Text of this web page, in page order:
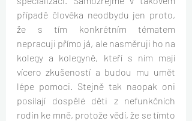
případě člověka neodbydu jen proto,
že s tím konkrétním tématem
nepracuji přímo já, ale nasměruji ho na
kolegy a kolegyně, kteří s ním mají
vícero zkušeností a budou mu umět
lépe pomoci. Stejně tak naopak oni
posílají dospělé děti z nefunkčních
rodin ke mně, protože vědí, že se tímto